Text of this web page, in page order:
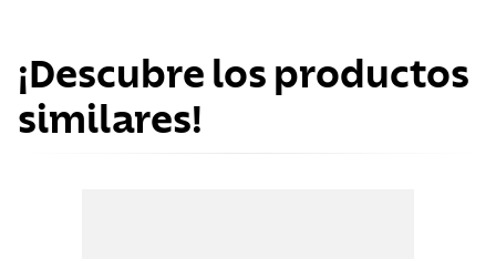
¡Descubre los productos
similares!